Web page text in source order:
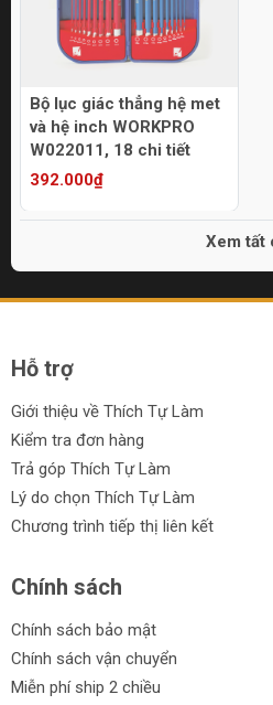
Bộ lục giác thẳng hệ met
và hệ inch WORKPRO
W022011, 18 chi tiết
392.000₫
Xem tất
Hỗ trợ
Giới thiệu về Thích Tự Làm
Kiểm tra đơn hàng
Trả góp Thích Tự Làm
Lý do chọn Thích Tự Làm
Chương trình tiếp thị liên kết
Chính sách
Chính sách bảo mật
Chính sách vận chuyển
Miễn phí ship 2 chiều